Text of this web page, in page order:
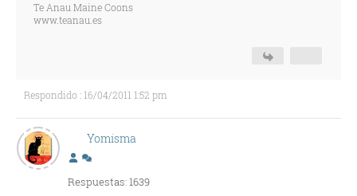
Te Anau Maine Coons
www.teanau.es
Respondido : 16/04/2011 1:52 pm
Yomisma
Respuestas: 1639